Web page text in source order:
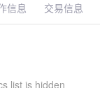
信息 交易信息
list is hidden